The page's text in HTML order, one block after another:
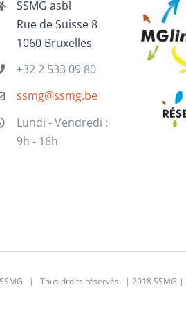
SSMG asbl
Rue de Suisse 8
1060 Bruxelles
+32 2 533 09 80
ssmg@ssmg.be
Lundi - Vendredi :
9h - 16h
| Tous droits réservés | 2018 SSMG |